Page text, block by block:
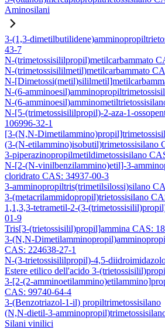
Aminosilani
3-(1,3-
43-7
N-(trimetossisililpropil)metilcarbammato
N-(trimetossisililmetil)metilcarbammato
N-
N-(6-
N-(6-
N-[5-(trimetossisililpropil)-2-aza-1-
106996-32-1
[3-(N,N-
(3-(N-etilammino)isobutil)trimetossisilano
3-piperazinopropilmetildimetossisilano
N-[2-(N-vinilbenzilammino)etil]-3-
cloridrato CAS: 34937-00-3
3-amminopropiltris(trimetilsilossi)silano
3-(metacrilammidopropil)trietossisilano
1,1,3,3-tetrametil-2-(3-
01-9
Tris[3-(trietossisilil)propil]ammina CAS:
3-(N,N-
CAS: 224638-27-1
N-(3-trietossisililpropil)-4,5-
Estere etilico dell'acido 3-
3-[2-(2-
CAS: 99740-64-4
3-(Benzotriazol-1-il) propiltrimetossisilano
(N,N-dietil-3-
Silani vinilici